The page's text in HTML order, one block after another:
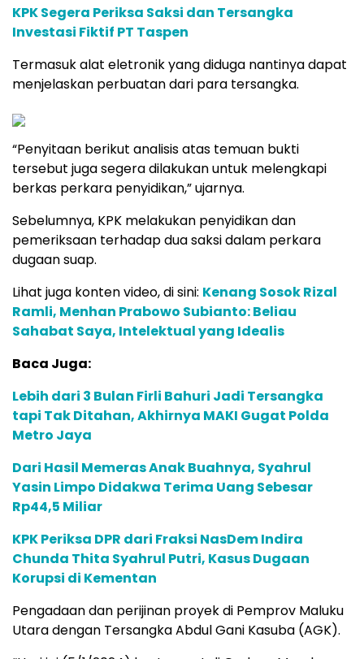
KPK Segera Periksa Saksi dan Tersangka
Investasi Fiktif PT Taspen
Termasuk alat eletronik yang diduga nantinya dapat
menjelaskan perbuatan dari para tersangka.
“Penyitaan berikut analisis atas temuan bukti
tersebut juga segera dilakukan untuk melengkapi
berkas perkara penyidikan,” ujarnya.
Sebelumnya, KPK melakukan penyidikan dan
pemeriksaan terhadap dua saksi dalam perkara
dugaan suap.
Lihat juga konten video, di sini: Kenang Sosok Rizal
Ramli, Menhan Prabowo Subianto: Beliau
Sahabat Saya, Intelektual yang Idealis
Baca Juga:
Lebih dari 3 Bulan Firli Bahuri Jadi Tersangka
tapi Tak Ditahan, Akhirnya MAKI Gugat Polda
Metro Jaya
Dari Hasil Memeras Anak Buahnya, Syahrul
Yasin Limpo Didakwa Terima Uang Sebesar
Rp44,5 Miliar
KPK Periksa DPR dari Fraksi NasDem Indira
Chunda Thita Syahrul Putri, Kasus Dugaan
Korupsi di Kementan
Pengadaan dan perijinan proyek di Pemprov Maluku
Utara dengan Tersangka Abdul Gani Kasuba (AGK).